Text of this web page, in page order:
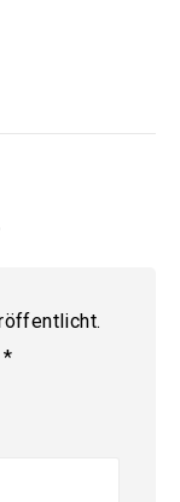
*